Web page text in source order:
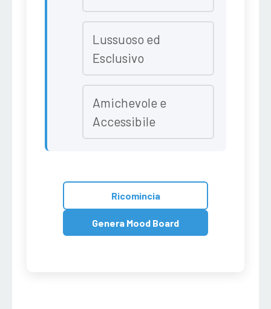
Lussuoso ed
Esclusivo
Amichevole e
Accessibile
Ricomincia
Genera Mood Board